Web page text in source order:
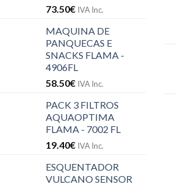
73.50€ IVA Inc.
MAQUINA DE
PANQUECAS E
SNACKS FLAMA -
4906FL
58.50€ IVA Inc.
PACK 3 FILTROS
AQUAOPTIMA
FLAMA - 7002 FL
19.40€ IVA Inc.
ESQUENTADOR
VULCANO SENSOR